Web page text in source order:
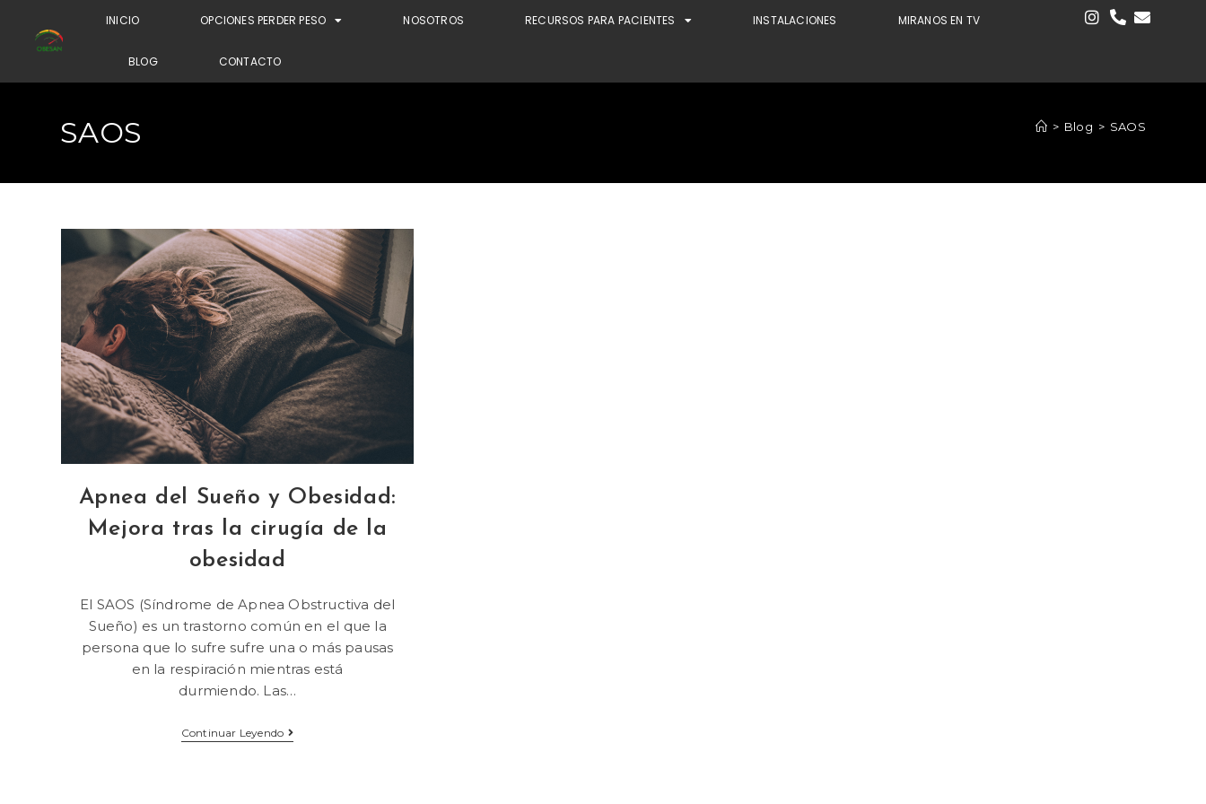
INICIO OPCIONES PERDER PESO NOSOTROS RECURSOS PARA PACIENTES INSTALACIONES MIRANOS EN TV
BLOG CONTACTO
SAOS > Blog > SAOS
Apnea del Sueño y Obesidad:
Mejora tras la cirugía de la
obesidad
El SAOS (Síndrome de Apnea Obstructiva del
Sueño) es un trastorno común en el que la
persona que lo sufre sufre una o más pausas
en la respiración mientras está
durmiendo. Las…
Continuar Leyendo